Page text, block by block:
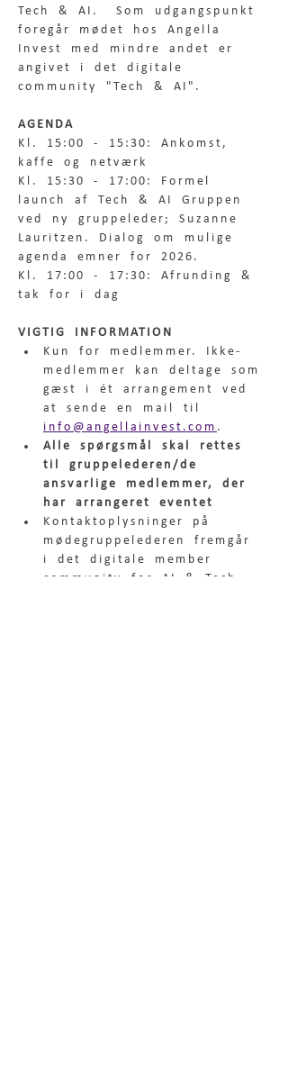
Tech & AI.  Som udgangspunkt
foregår mødet hos Angella
Invest med mindre andet er
angivet i det digitale
community "Tech & AI".
AGENDA
Kl. 15:00 - 15:30: Ankomst,
kaffe og netværk
Kl. 15:30 - 17:00: Formel
launch af Tech & AI Gruppen
ved ny gruppeleder; Suzanne
Lauritzen. Dialog om mulige
agenda emner for 2026.
Kl. 17:00 - 17:30: Afrunding &
tak for i dag
VIGTIG INFORMATION
Kun for medlemmer. Ikke-
medlemmer kan deltage som
gæst i ét arrangement ved
at sende en mail til
info@angellainvest.com .
Alle spørgsmål skal rettes
til gruppelederen/de
ansvarlige medlemmer, der
har arrangeret eventet
Kontaktoplysninger på
mødegruppelederen fremgår
i det digitale member
community for AI & Tech